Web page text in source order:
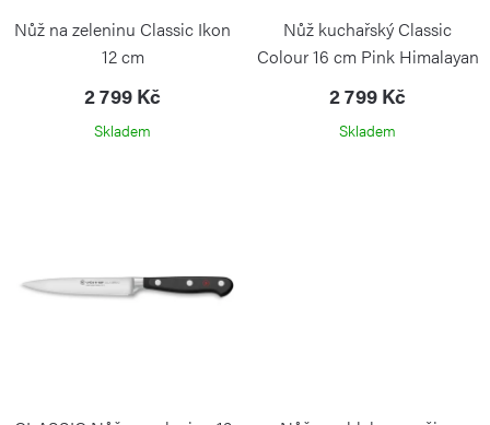
t
k
Nůž na zeleninu Classic Ikon
12 cm
2 799 Kč
Skladem
Nůž kuchařský Classic
Colour 16 cm Pink Himalayan
2 799 Kč
Skladem